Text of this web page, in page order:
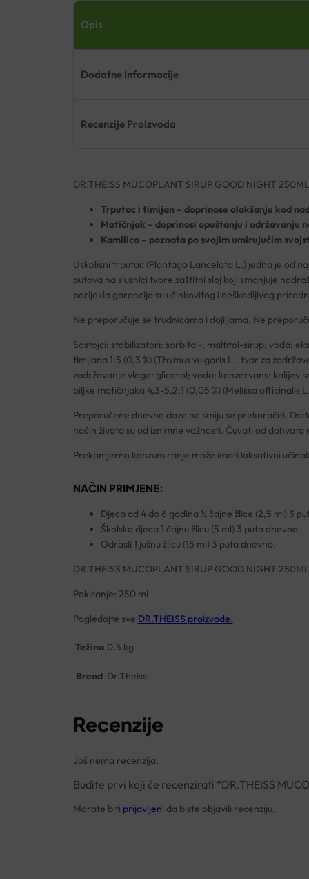
Opis
Dodatne Informacije
Recenzije Proizvoda
DR.THEISS MUCOPLANT SIRUP GOOD NIGHT 250ML
Trputac i timijan – doprinose olakšanju kod
Matičnjak – doprinosi opuštanju i održavanju
Kamilica – poznata po svojim umirujućim
Uskolisni trputac (Plantago Lancelota L.) jedna je od
putova na sluznici tvore zaštitni sloj koji smanjuje
porijekla garancija su učinkovitog i neškodljivog
Ne preporučuje se trudnicama i dojiljama. Ne
Sastojci: stabilizatori: sorbitol-, maltitol-sirup; voda;
timijana 1:5 (0,3 %) (Thymus vulgaris L.; tvar za
zadržavanje vlage: glicerol; voda; konzervans: kalijev
biljke matičnjaka 4,3-5,2:1 (0,05 %) (Melissa officinalis
Preporučene dnevne doze ne smiju se prekoračiti.
način života su od iznimne važnosti. Čuvati od dohvata
Prekomjerno konzumiranje može imati laksativni
NAČIN PRIMJENE:
Djeca od 4 do 6 godina ½ čajne žlice (2,5 ml) 3
Školska djeca 1 čajnu žlicu (5 ml) 3 puta dnevno.
Odrasli 1 jušnu žlicu (15 ml) 3 puta dnevno.
DR.THEISS MUCOPLANT SIRUP GOOD NIGHT 250ML
Pakiranje: 250 ml
Pogledajte sve DR.THEISS proizvode.
Težina 0.5 kg
Brend Dr.Theiss
Recenzije
Još nema recenzija.
Budite prvi koji će recenzirati “DR.THEISS
Morate biti prijavljeni da biste objavili recenziju.